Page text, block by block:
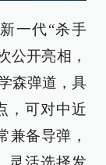
一代“杀手
公开亮相，
森弹道，具
，可对中近
兼备导弹，